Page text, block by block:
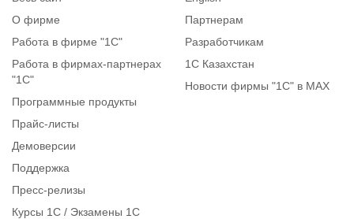
1С:Образование
О фирме
Работа в фирме "1С"
Работа в фирмах-партнерах
"1С"
Программные продукты
Прайс-листы
Демоверсии
Поддержка
Пресс-релизы
Курсы 1С / Экзамены 1С
Партнерам
Разработчикам
1С Казахстан
Новости фирмы "1С" в MAX